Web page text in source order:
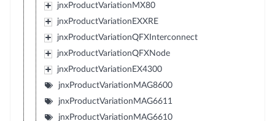
jnxProductVariationMX80
jnxProductVariationEXXRE
jnxProductVariationQFXInterconnect
jnxProductVariationQFXNode
jnxProductVariationEX4300
jnxProductVariationMAG8600
jnxProductVariationMAG6611
jnxProductVariationMAG6610